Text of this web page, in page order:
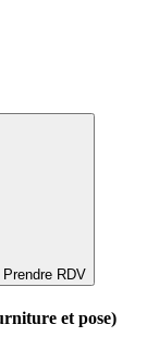
Prendre RDV
et pose)